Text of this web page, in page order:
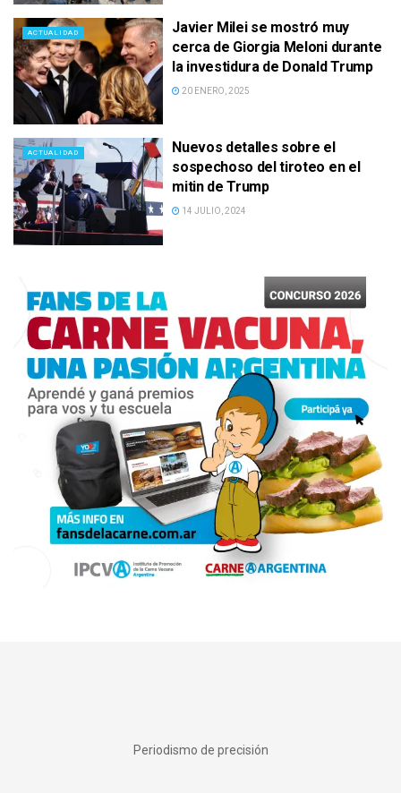
ACTUALIDAD
Javier Milei se mostró muy
cerca de Giorgia Meloni durante
la investidura de Donald Trump
20 ENERO, 2025
ACTUALIDAD
Nuevos detalles sobre el
sospechoso del tiroteo en el
mitin de Trump
14 JULIO, 2024
Periodismo de precisión